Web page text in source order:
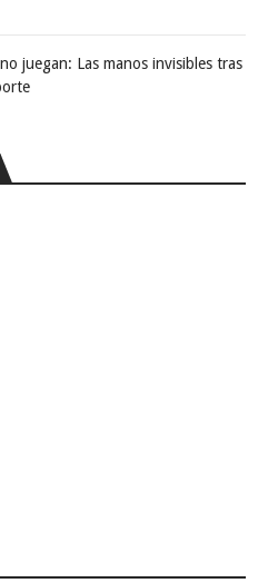
juegan: Las manos invisibles tras